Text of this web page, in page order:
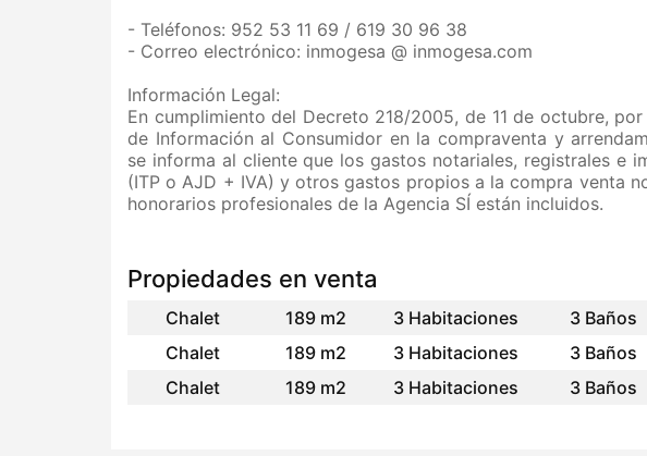
- Teléfonos: 952 53 11 69 / 619 30 96 38
- Correo electrónico: inmogesa @ inmogesa.com
Información Legal:
En cumplimiento del Decreto 218/2005, de 11 de octubre,
de Información al Consumidor en la compraventa y
se informa al cliente que los gastos notariales, registrales e
(ITP o AJD + IVA) y otros gastos propios a la compra venta
honorarios profesionales de la Agencia SÍ están incluidos.
Propiedades en venta
Chalet 189 m2 3 Habitaciones 3 Baños
Chalet
189 m2 3 Habitaciones 3 Baños
Chalet
189 m2 3 Habitaciones 3 Baños